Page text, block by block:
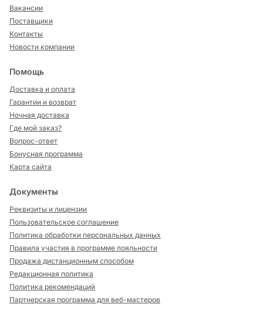
Вакансии
Поставщики
Контакты
Новости компании
Помощь
Доставка и оплата
Гарантии и возврат
Ночная доставка
Где мой заказ?
Вопрос-ответ
Бонусная программа
Карта сайта
Документы
Реквизиты и лицензии
Пользовательское соглашение
Политика обработки персональных данных
Правила участия в программе лояльности
Продажа дистанционным способом
Редакционная политика
Политика рекомендаций
Партнерская программа для веб-мастеров